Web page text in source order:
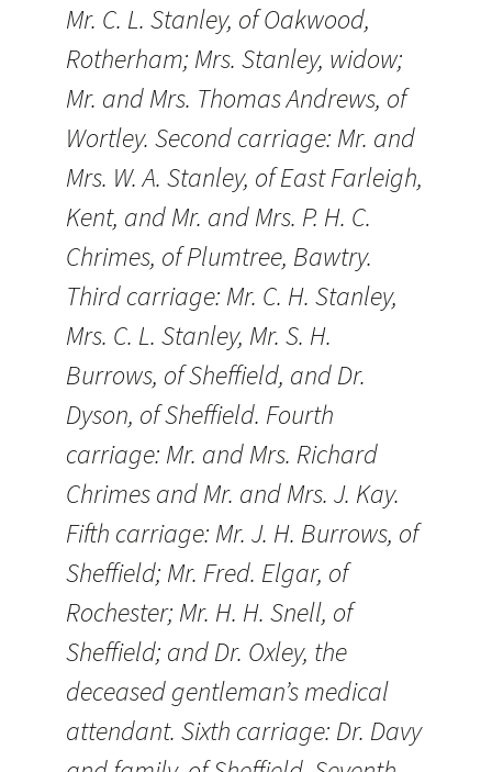
Mr. C. L. Stanley, of Oakwood,
Rotherham; Mrs. Stanley, widow;
Mr. and Mrs. Thomas Andrews, of
Wortley. Second carriage: Mr. and
Mrs. W. A. Stanley, of East Farleigh,
Kent, and Mr. and Mrs. P. H. C.
Chrimes, of Plumtree, Bawtry.
Third carriage: Mr. C. H. Stanley,
Mrs. C. L. Stanley, Mr. S. H.
Burrows, of Sheffield, and Dr.
Dyson, of Sheffield. Fourth
carriage: Mr. and Mrs. Richard
Chrimes and Mr. and Mrs. J. Kay.
Fifth carriage: Mr. J. H. Burrows, of
Sheffield; Mr. Fred. Elgar, of
Rochester; Mr. H. H. Snell, of
Sheffield; and Dr. Oxley, the
deceased gentleman’s medical
attendant. Sixth carriage: Dr. Davy